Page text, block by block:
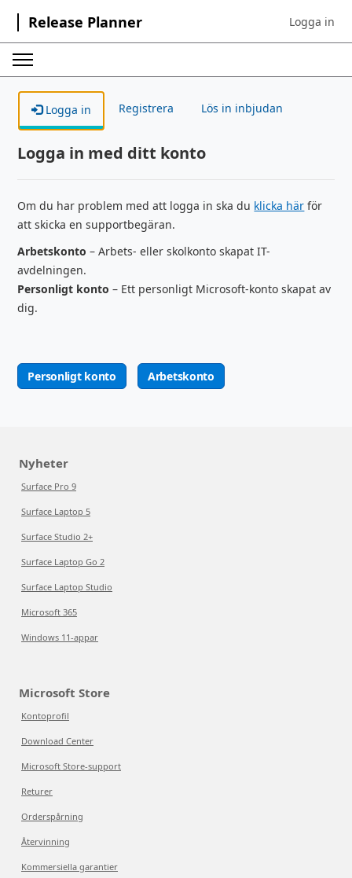
Release Planner Sign in to
Logga in
Logga in Registrera Lös in inbjudan
Logga in med ditt konto
Om du har problem med att logga in ska du klicka här för
att skicka en supportbegäran.
Arbetskonto – Arbets- eller skolkonto skapat IT-
avdelningen.
Personligt konto – Ett personligt Microsoft-konto skapat av
dig.
Personligt konto Arbetskonto
Nyheter
Surface Pro 9
Surface Laptop 5
Surface Studio 2+
Surface Laptop Go 2
Surface Laptop Studio
Microsoft 365
Windows 11-appar
Microsoft Store
Kontoprofil
Download Center
Microsoft Store-support
Returer
Orderspårning
Återvinning
Kommersiella garantier